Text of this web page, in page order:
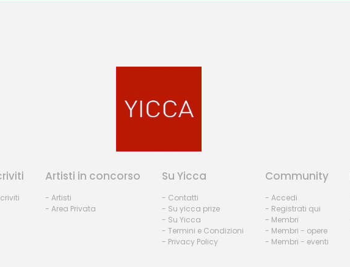
Artisti in concorso
- Artisti
- Area Privata
Su Yicca
- Contatti
- Su yicca prize
- Su Yicca
- Termini e Condizioni
- Privacy Policy
Community
- Accedi
- Registrati qui
- Membri
- Membri - opere
- Membri - eventi